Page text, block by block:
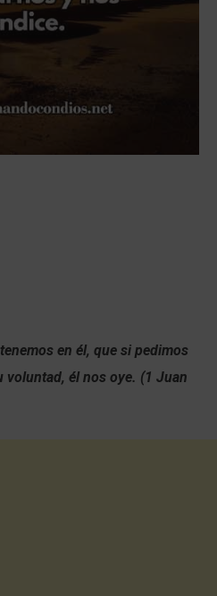
en él, que si pedimos
voluntad, él nos oye. (1 Juan